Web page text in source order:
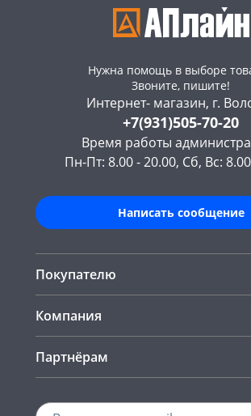
Нужна помощь в выборе
Звоните, пишите!
Интернет- магазин, г.
+7(931)505-70-20
Время работы
Пн-Пт: 8.00 - 20.00, Сб, Вс:
Написать сообщение
Покупателю
Компания
Партнёрам